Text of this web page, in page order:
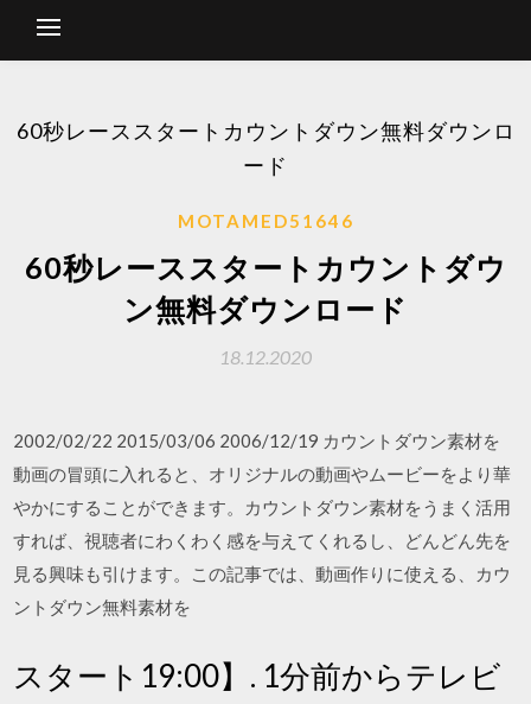
60秒レーススタートカウントダウン無料ダウンロ
ード
MOTAMED51646
60秒レーススタートカウントダウ
ン無料ダウンロード
18.12.2020
2002/02/22 2015/03/06 2006/12/19 カウントダウン素材を
動画の冒頭に入れると、オリジナルの動画やムービーをより華
やかにすることができます。カウントダウン素材をうまく活用
すれば、視聴者にわくわく感を与えてくれるし、どんどん先を
見る興味も引けます。この記事では、動画作りに使える、カウ
ントダウン無料素材を
スタート19:00】. 1分前からテレビ